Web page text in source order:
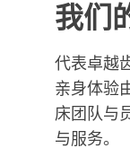
我们
代表卓越
亲身体验
床团队与
与服务。